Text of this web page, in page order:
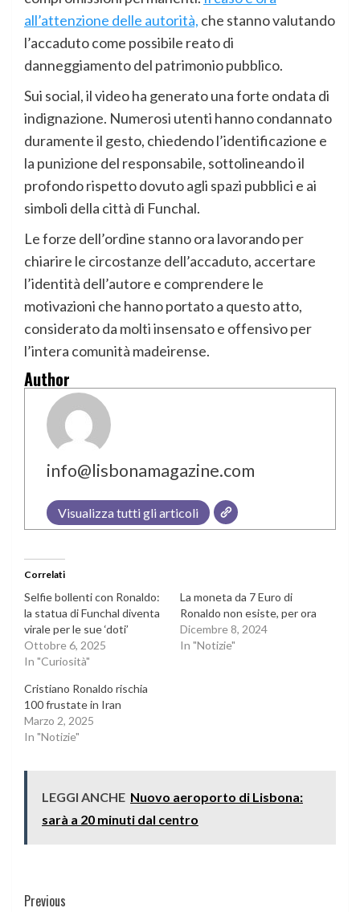
all’attenzione delle autorità, che stanno valutando
l’accaduto come possibile reato di
danneggiamento del patrimonio pubblico.
Sui social, il video ha generato una forte ondata di
indignazione. Numerosi utenti hanno condannato
duramente il gesto, chiedendo l’identificazione e
la punizione del responsabile, sottolineando il
profondo rispetto dovuto agli spazi pubblici e ai
simboli della città di Funchal.
Le forze dell’ordine stanno ora lavorando per
chiarire le circostanze dell’accaduto, accertare
l’identità dell’autore e comprendere le
motivazioni che hanno portato a questo atto,
considerato da molti insensato e offensivo per
l’intera comunità madeirense.
Author
info@lisbonamagazine.com
Visualizza tutti gli articoli
Correlati
Selfie bollenti con Ronaldo:
la statua di Funchal diventa
virale per le sue ‘doti’
Ottobre 6, 2025
In "Curiosità"
La moneta da 7 Euro di
Ronaldo non esiste, per ora
Dicembre 8, 2024
In "Notizie"
Cristiano Ronaldo rischia
100 frustate in Iran
Marzo 2, 2025
In "Notizie"
LEGGI ANCHE Nuovo aeroporto di Lisbona:
sarà a 20 minuti dal centro
Continue
Previous